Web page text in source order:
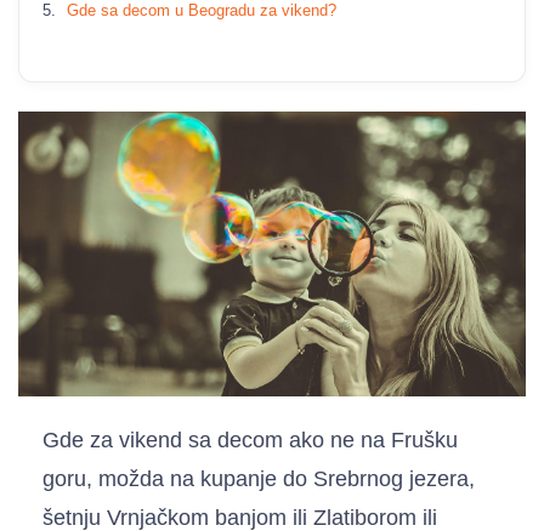
Gde sa decom u Beogradu za vikend?
Gde za vikend sa decom ako ne na Frušku
goru, možda na kupanje do Srebrnog jezera,
šetnju Vrnjačkom banjom ili Zlatiborom ili